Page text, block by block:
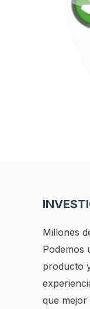
Millones
Podemos
producto
que mejor